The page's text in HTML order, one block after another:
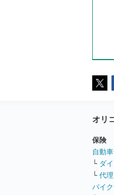
オリ
保険
自動
└ ダ
└ 代
バイ